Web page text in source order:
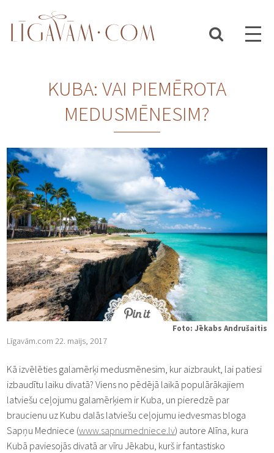
KUBA: VAI PIEMĒROTA
MEDUSMĒNESIM?
Foto: Jēkabs Andrušaitis
Līgavām.com 22. maijs, 2017
Kā izvēlēties galamērķi medusmēnesim, kur aizbraukt, lai patiesi
izbaudītu laiku divatā? Viens no pēdējā laikā populārākajiem
latviešu ceļojumu galamērķiem ir Kuba, un pieredzē par
braucienu uz Kubu dalās latviešu ceļojumu iedvesmas bloga
Sapņu Medniece (www.sapnumedniece.lv) autore Alīna, kura
Kubā paviesojās divatā ar vīru Jēkabu, kurš ir fantastisko